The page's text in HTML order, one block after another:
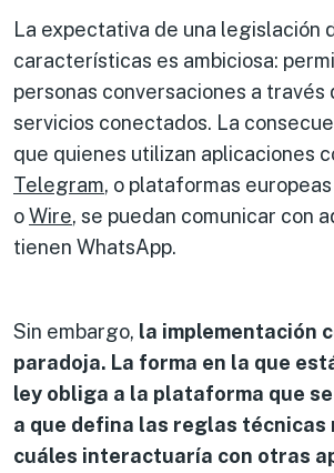
La expectativa de una legislación
características es ambiciosa:
personas conversaciones a través
servicios conectados. La
que quienes utilizan aplicaciones
Telegram, o plataformas
oWire, se puedan comunicar con
tienen WhatsApp.
Sin embargo, la implementación
paradoja. La forma en la que
ley obliga a la plataforma que
a que defina las reglas técnicas
cuáles interactuaría con otras